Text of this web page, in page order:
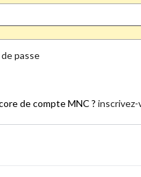
passe
de compte MNC ? inscrivez-